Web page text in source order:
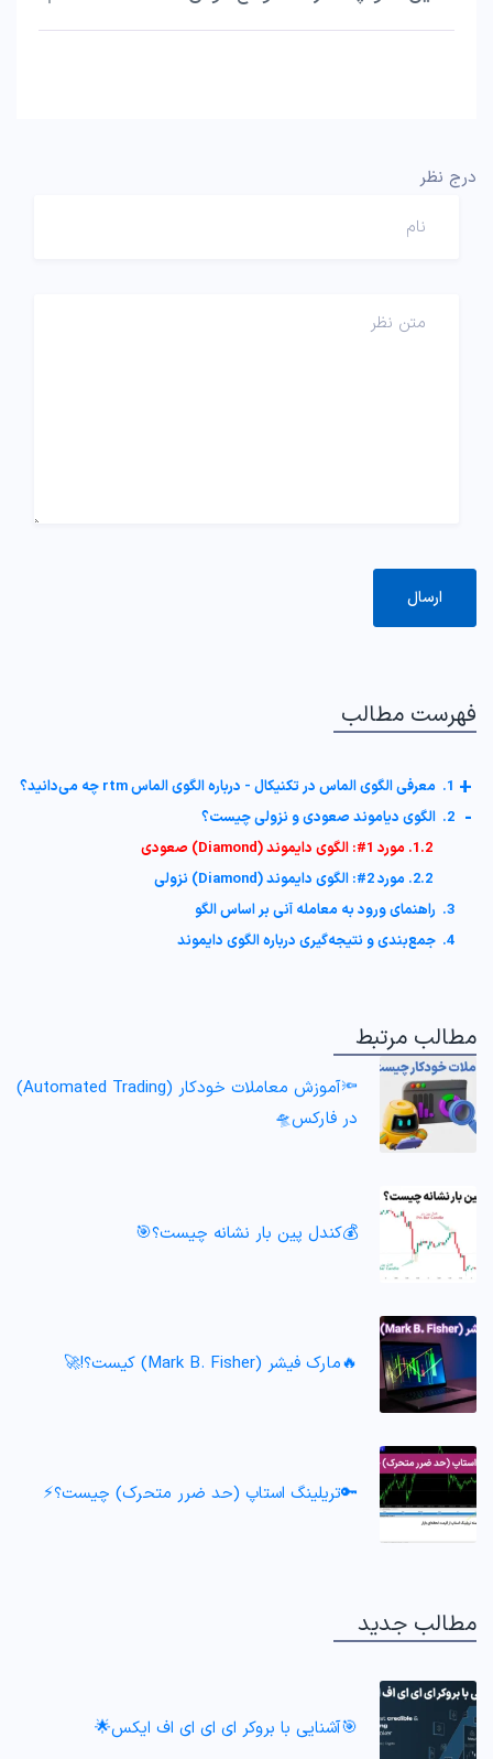
درج نظر
فهرست مطالب
1. معرفی الگوی الماس در تکنیکال - درباره الگوی الماس rtm چه می‌دانید؟ +
2. الگوی دیاموند صعودی و نزولی چیست؟ -
1.2. مورد 1#: الگوی دایموند (Diamond) صعودی
2.2. مورد 2#: الگوی دایموند (Diamond) نزولی
3. راهنمای ورود به معامله آنی بر اساس الگو
4. جمع‌بندی و نتیجه‌گیری درباره الگوی دایموند
مطالب مرتبط
🔦آموزش معاملات خودکار (Automated Trading)
در فارکس🛸
💰کندل پین بار نشانه چیست؟🎯
🔥مارک فیشر (Mark B. Fisher) کیست؟!🚀
🔑تریلینگ استاپ (حد ضرر متحرک) چیست؟⚡
مطالب جدید
🎯آشنایی با بروکر ای ای ای اف ایکس🌟